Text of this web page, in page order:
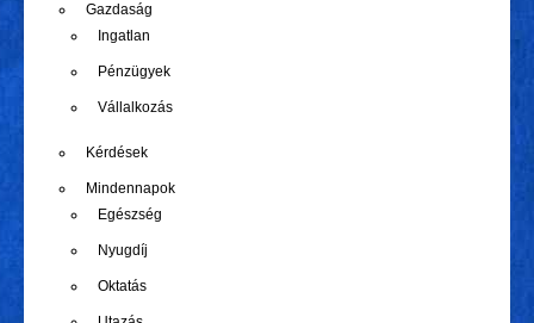
Gazdaság
Ingatlan
Pénzügyek
Vállalkozás
Kérdések
Mindennapok
Egészség
Nyugdíj
Oktatás